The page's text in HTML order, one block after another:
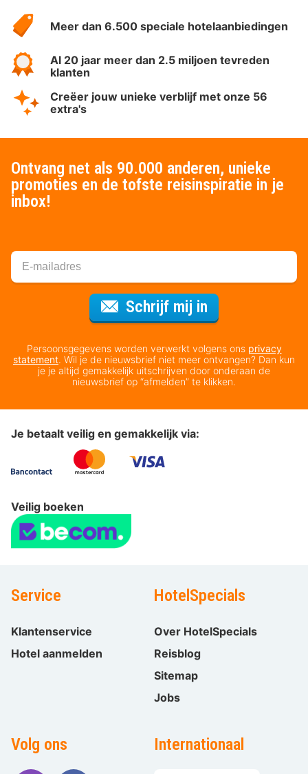
HotelSpecials
Meer dan 6.500 speciale hotelaanbiedingen
Al 20 jaar meer dan 2.5 miljoen tevreden
klanten
Creëer jouw unieke verblijf met onze 56
extra's
Ontvang net als 90.000 anderen, unieke
promoties en de tofste reisinspiratie in je
inbox!
Schrijf mij in
Persoonsgegevens worden verwerkt volgens ons privacy
statement. Wil je de nieuwsbrief niet meer ontvangen? Dan kun
je je altijd gemakkelijk uitschrijven door onderaan de
nieuwsbrief op “afmelden” te klikken.
Je betaalt veilig en gemakkelijk via:
Veilig boeken
Service
Klantenservice
Hotel aanmelden
HotelSpecials
Over HotelSpecials
Reisblog
Sitemap
Jobs
Volg ons Internationaal